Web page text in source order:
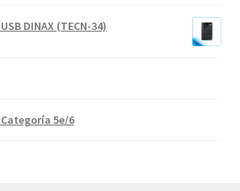
DINAX (TECN-34)
5e/6